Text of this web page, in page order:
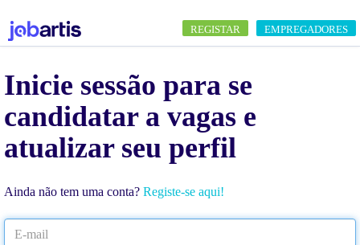
REGISTAR EMPREGADORES
Inicie sessão para se
candidatar a vagas e
atualizar seu perfil
Ainda não tem uma conta? Registe-se aqui!